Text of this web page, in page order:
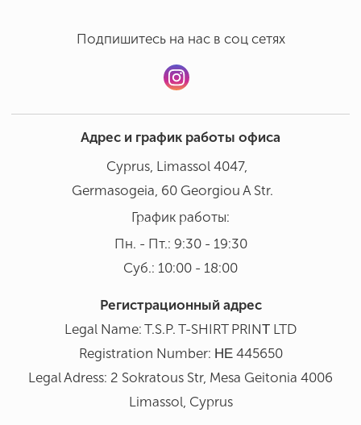
Подпишитесь на нас в соц сетях
Адрес и график работы офиса
Cyprus, Limassol 4047,
Germasogeia, 60 Georgiou A Str.
График работы:
Пн. - Пт.: 9:30 - 19:30
Суб.: 10:00 - 18:00
Регистрационный адрес
Legal Name: T.S.P. T-SHIRT PRINΤ LTD
Registration Number: ΗΕ 445650
Legal Adress: 2 Sokratous Str, Mesa Geitonia 4006
Limassol, Cyprus